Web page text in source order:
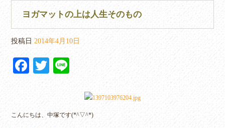
ヨガマットの上は人生そのもの
投稿日 2014年4月10日
Fa
ok
T
r
こんにちは、中塚です(*^▽^*)